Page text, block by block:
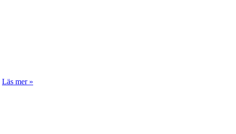
Läs mer »